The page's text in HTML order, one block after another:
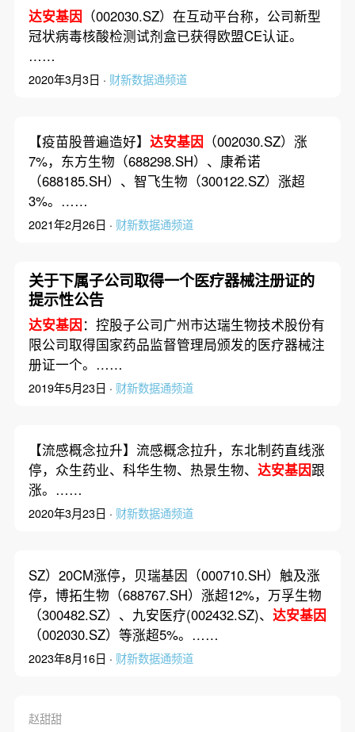
达安基因 （002030.SZ）在互动平台称，公司新型
冠状病毒核酸检测试剂盒已获得欧盟CE认证。
……
2020年3月3日 · 财新数据通频道
【疫苗股普遍造好】 达安基因 （002030.SZ）涨
7%，东方生物（688298.SH）、康希诺
（688185.SH）、智飞生物（300122.SZ）涨超
3%。……
2021年2月26日 · 财新数据通频道
关于下属子公司取得一个医疗器械注册证的
提示性公告
达安基因：控股子公司广州市达瑞生物技术股份有
限公司取得国家药品监督管理局颁发的医疗器械注
册证一个。……
2019年5月23日 · 财新数据通频道
【流感概念拉升】流感概念拉升，东北制药直线涨
停，众生药业、科华生物、热景生物、 达安基因跟
涨。……
2020年3月23日 · 财新数据通频道
SZ）20CM涨停，贝瑞基因（000710.SH）触及涨
停，博拓生物（688767.SH）涨超12%，万孚生物
（300482.SZ）、九安医疗(002432.SZ)、 达安基因
（002030.SZ）等涨超5%。……
2023年8月16日 · 财新数据通频道
赵甜甜